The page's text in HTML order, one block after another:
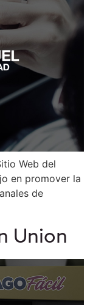
Web del
en promover la
de
Union